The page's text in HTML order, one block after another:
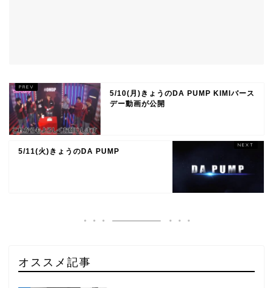
5/10(月)きょうのDA PUMP KIMIバース
デー動画が公開
5/11(火)きょうのDA PUMP
オススメ記事